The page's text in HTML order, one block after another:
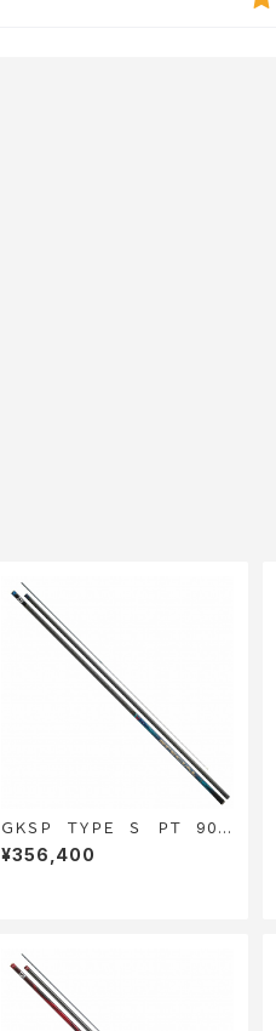
ＧＫＳＰ ＴＹＰＥ Ｓ ＰＴ 90・
Ｅ
¥356,400